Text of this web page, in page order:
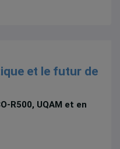
et le futur de
R500, UQAM et en